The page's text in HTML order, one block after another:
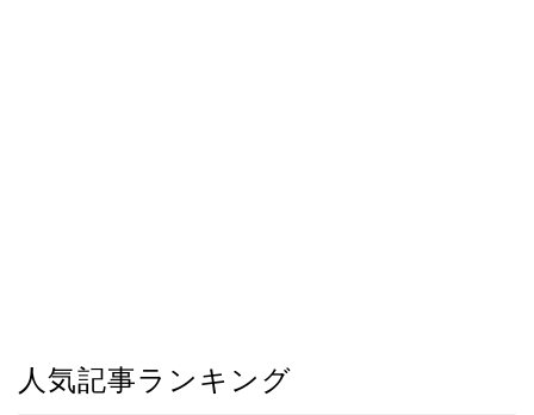
人気記事ランキング